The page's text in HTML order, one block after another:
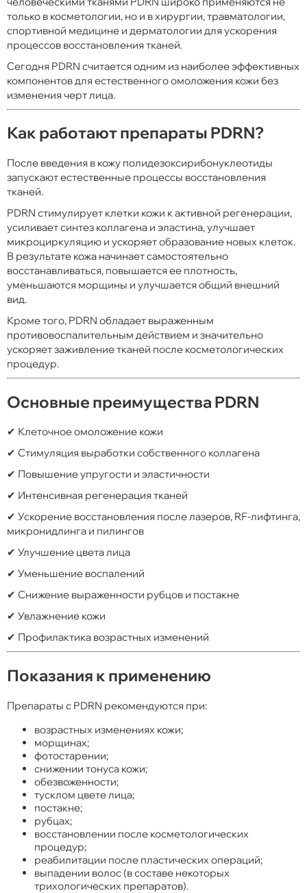
только в косметологии, но и в хирургии, травматологии,
спортивной медицине и дерматологии для ускорения
процессов восстановления тканей.
Сегодня PDRN считается одним из наиболее эффективных
компонентов для естественного омоложения кожи без
изменения черт лица.
Как работают препараты PDRN?
После введения в кожу полидезоксирибонуклеотиды
запускают естественные процессы восстановления
тканей.
PDRN стимулирует клетки кожи к активной регенерации,
усиливает синтез коллагена и эластина, улучшает
микроциркуляцию и ускоряет образование новых клеток.
В результате кожа начинает самостоятельно
восстанавливаться, повышается ее плотность,
уменьшаются морщины и улучшается общий внешний
вид.
Кроме того, PDRN обладает выраженным
противовоспалительным действием и значительно
ускоряет заживление тканей после косметологических
процедур.
Основные преимущества PDRN
✔ Клеточное омоложение кожи
✔ Стимуляция выработки собственного коллагена
✔ Повышение упругости и эластичности
✔ Интенсивная регенерация тканей
✔ Ускорение восстановления после лазеров, RF-лифтинга,
микронидлинга и пилингов
✔ Улучшение цвета лица
✔ Уменьшение воспалений
✔ Снижение выраженности рубцов и постакне
✔ Увлажнение кожи
✔ Профилактика возрастных изменений
Показания к применению
Препараты с PDRN рекомендуются при:
возрастных изменениях кожи;
морщинах;
фотостарении;
снижении тонуса кожи;
обезвоженности;
тусклом цвете лица;
постакне;
рубцах;
восстановлении после косметологических
процедур;
реабилитации после пластических операций;
выпадении волос (в составе некоторых
трихологических препаратов).